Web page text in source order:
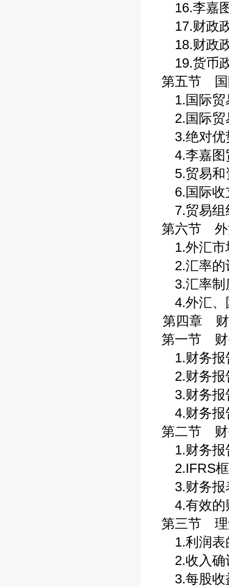
16.李嘉
17.财政
18.财政
19.货币政
第五节 国
1.国际
2.国际贸
3.绝对优
4.李嘉图
5.贸易和
6.国际收
7.贸易
第六节
1.外汇
2.汇率的
3.汇率
4.外汇、
第四章
第一节 财
1.财务报
2.财务报
3.财务报
4.财务报
第二节 财
1.财务报
2.IFRS
3.财务报
4.有效的
第三节
1.利润表
2.收入确
3.每股